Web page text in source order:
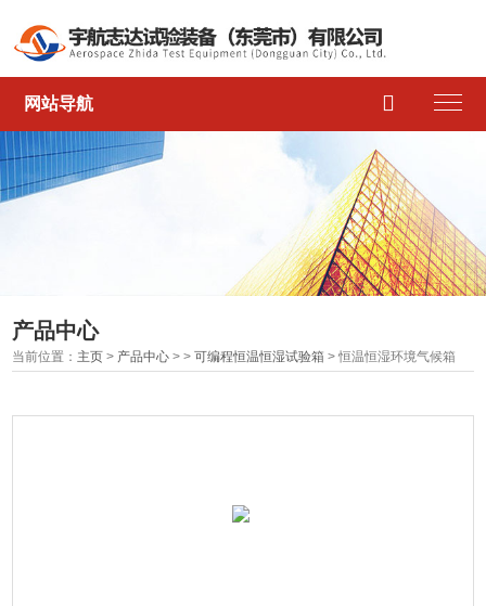
网站导航 
产品中心
当前位置： 主页 > 产品中心 > >可编程恒温恒湿试验箱 > 恒温恒湿环境气候箱